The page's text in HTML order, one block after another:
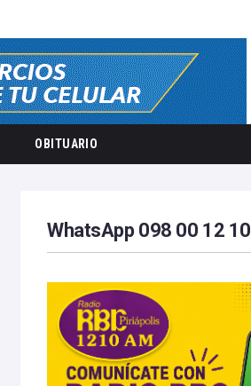
OBITUARIO
WhatsApp 098 00 12 10